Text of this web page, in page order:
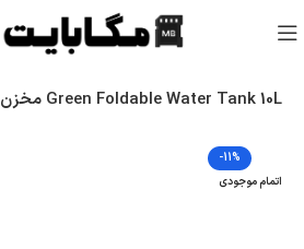
مخزن آب تاشو 10 لیتری گرین Green Foldable Water Tank 10L
-11%
اتمام موجودی